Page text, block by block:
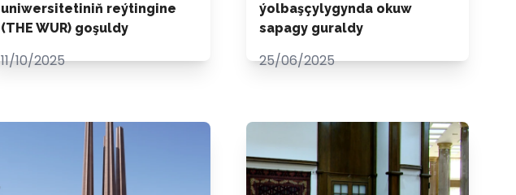
uniwersitetiniň reýtingine
(THE WUR) goşuldy
11/10/2025
ýolbaşçylygynda okuw
sapagy guraldy
25/06/2025